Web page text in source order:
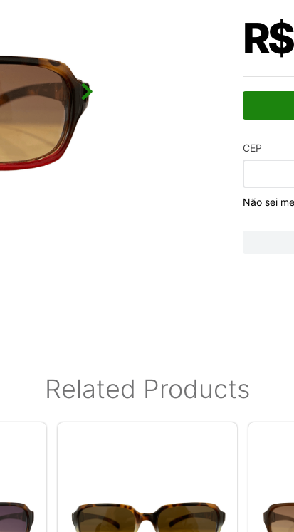
R$
CEP
Não sei
Related Products